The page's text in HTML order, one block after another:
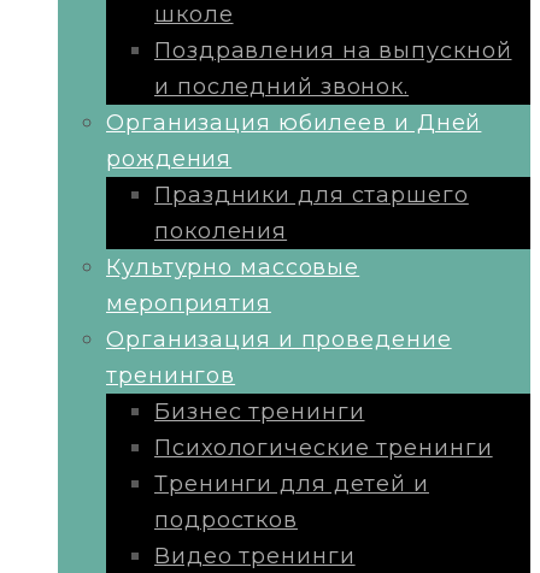
школе
Поздравления на выпускной
и последний звонок.
Организация юбилеев и Дней
рождения
Праздники для старшего
поколения
Культурно массовые
мероприятия
Организация и проведение
тренингов
Бизнес тренинги
Психологические тренинги
Тренинги для детей и
подростков
Видео тренинги